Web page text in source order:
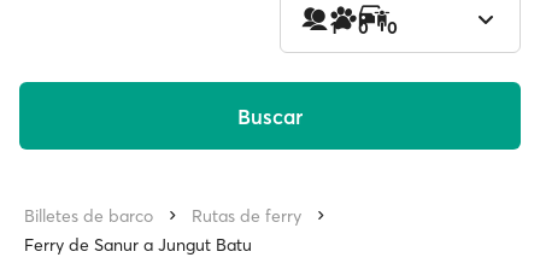
1 0 0
Buscar
Billetes de barco
Rutas de ferry
Ferry de Sanur a Jungut Batu